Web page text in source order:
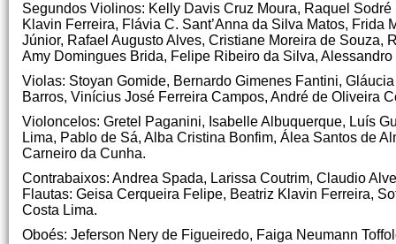
Segundos Violinos: Kelly Davis Cruz Moura, Raquel
Klavin Ferreira, Flávia C. Sant’Anna da Silva Matos,
Júnior, Rafael Augusto Alves, Cristiane Moreira de
Amy Domingues Brida, Felipe Ribeiro da Silva,
Violas: Stoyan Gomide, Bernardo Gimenes Fantini,
Barros, Vinícius José Ferreira Campos, André de Oliveira
Violoncelos: Gretel Paganini, Isabelle Albuquerque, Luís
Lima, Pablo de Sá, Alba Cristina Bonfim, Álea Santos de
Carneiro da Cunha.
Contrabaixos: Andrea Spada, Larissa Coutrim, Claudio
Flautas: Geisa Cerqueira Felipe, Beatriz Klavin Ferreira,
Costa Lima.
Oboés: Jeferson Nery de Figueiredo, Faiga Neumann